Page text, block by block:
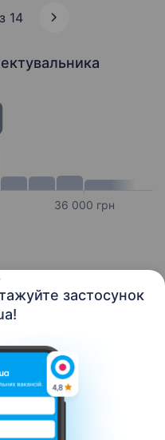
застосунок
14
36 000 грн